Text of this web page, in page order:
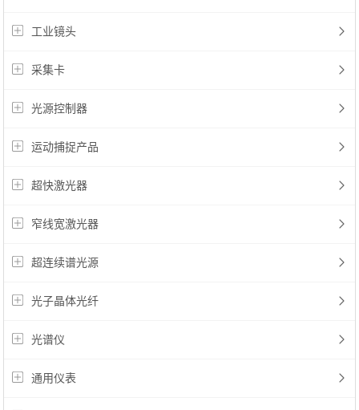
工业镜头
采集卡
光源控制器
运动捕捉产品
超快激光器
窄线宽激光器
超连续谱光源
光子晶体光纤
光谱仪
通用仪表